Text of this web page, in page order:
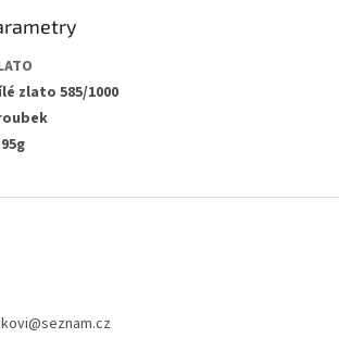
zlato 585/1000
@seznam.cz